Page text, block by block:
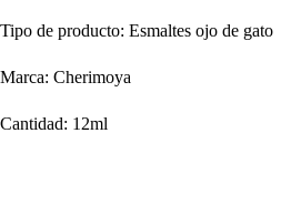
Tipo de producto: Esmaltes ojo de gato
Marca: Cherimoya
Cantidad: 12ml